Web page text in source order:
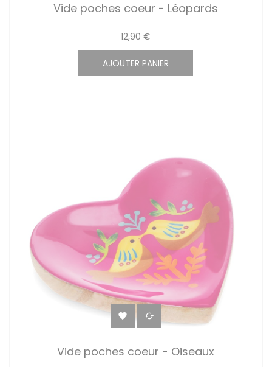
Vide poches coeur - Léopards
12,90 €
AJOUTER PANIER
 
Vide poches coeur - Oiseaux